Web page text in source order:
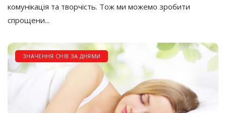
комунікація та творчість. Тож ми можемо зробити
спрощени...
ЗНАЧЕННЯ СНІВ ЗА ДНЯМИ